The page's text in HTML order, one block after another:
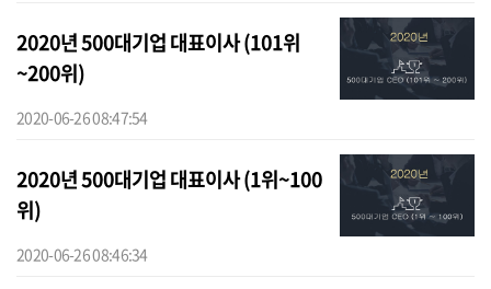
2020년 500대기업 대표이사 (101위
~200위)
2020-06-26 08:47:54
2020년 500대기업 대표이사 (1위~100
위)
2020-06-26 08:46:34